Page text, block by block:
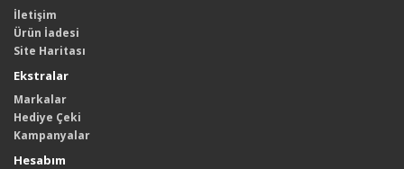
İletişim
Ürün İadesi
Site Haritası
Ekstralar
Markalar
Hediye Çeki
Kampanyalar
Hesabım